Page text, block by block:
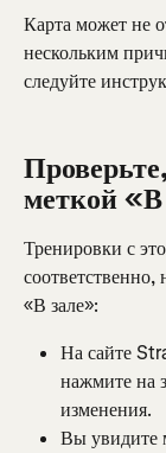
Карта может не
нескольким
следуйте
меткой «В
Тренировки с
«В зале»:
На сайте
нажмите на
изменения.
Вы увидите